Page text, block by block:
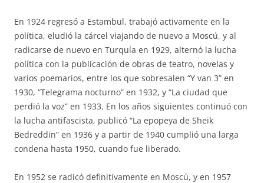
En 1924 regresó a Estambul, trabajó activamente en la
política, eludió la cárcel viajando de nuevo a Moscú, y al
radicarse de nuevo en Turquía en 1929, alternó la lucha
política con la publicación de obras de teatro, novelas y
varios poemarios, entre los que sobresalen “Y van 3” en
1930, “Telegrama nocturno” en 1932, y “La ciudad que
perdió la voz” en 1933. En los años siguientes continuó con
la lucha antifascista, publicó “La epopeya de Sheik
Bedreddin” en 1936 y a partir de 1940 cumplió una larga
condena hasta 1950, cuando fue liberado.
En 1952 se radicó definitivamente en Moscú, y en 1957